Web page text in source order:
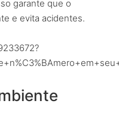
garante que o
e evita acidentes.